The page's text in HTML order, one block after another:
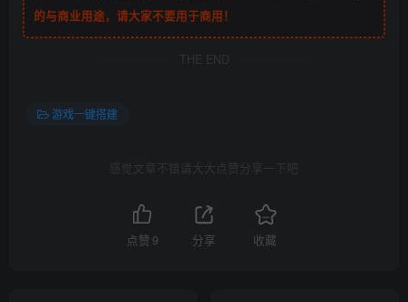
的与商业用途，请大家不要用于商用！
THE END
游戏一键搭建
感觉文章不错请大大点赞分享一下吧
点赞 9 分享 收藏